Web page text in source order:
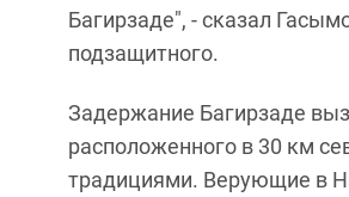
Багирзаде", - сказал
подзащитного.
Задержание Багирзаде
расположенного в 30 км
традициями. Верующие в